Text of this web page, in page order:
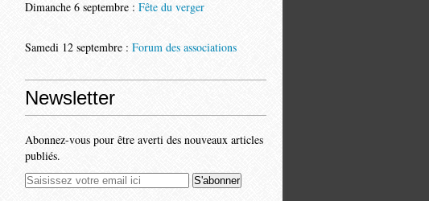
Dimanche 6 septembre : Fête du verger
Samedi 12 septembre : Forum des associations
Newsletter
Abonnez-vous pour être averti des nouveaux articles
publiés.